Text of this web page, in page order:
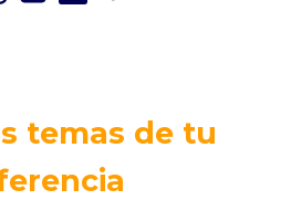
temas de tu